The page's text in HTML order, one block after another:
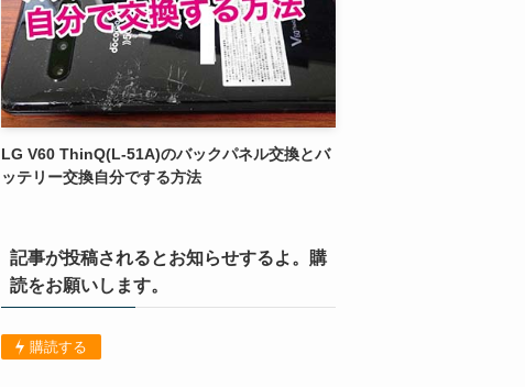
LG V60 ThinQ(L-51A)のバックパネル交換とバ
ッテリー交換自分でする方法
記事が投稿されるとお知らせするよ。購
読をお願いします。
購読する